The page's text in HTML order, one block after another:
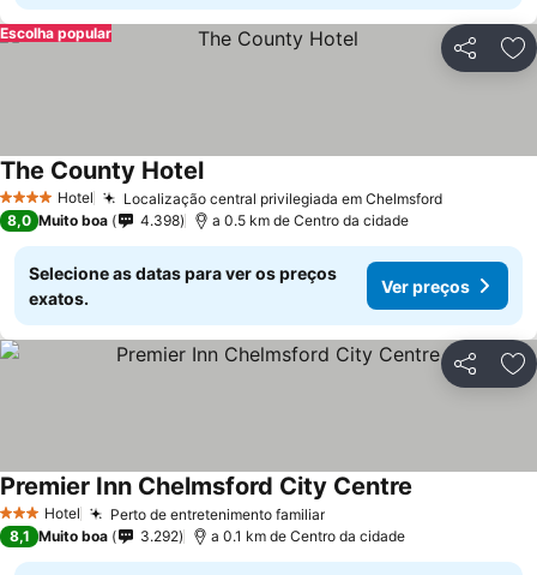
Partilhar
Escolha popular
4 EstrelasHotel Localização central privilegiada em Chelmsford
The County Hotel
8,0 Muito boa 4.398 a 0.5 km de Centro da cidade
Selecione as datas para ver os preços
exatos.
Ver preços
Partilhar
3 EstrelasHotel Perto de entretenimento familiar
Premier Inn Chelmsford City Centre
8,1 Muito boa 3.292 a 0.1 km de Centro da cidade